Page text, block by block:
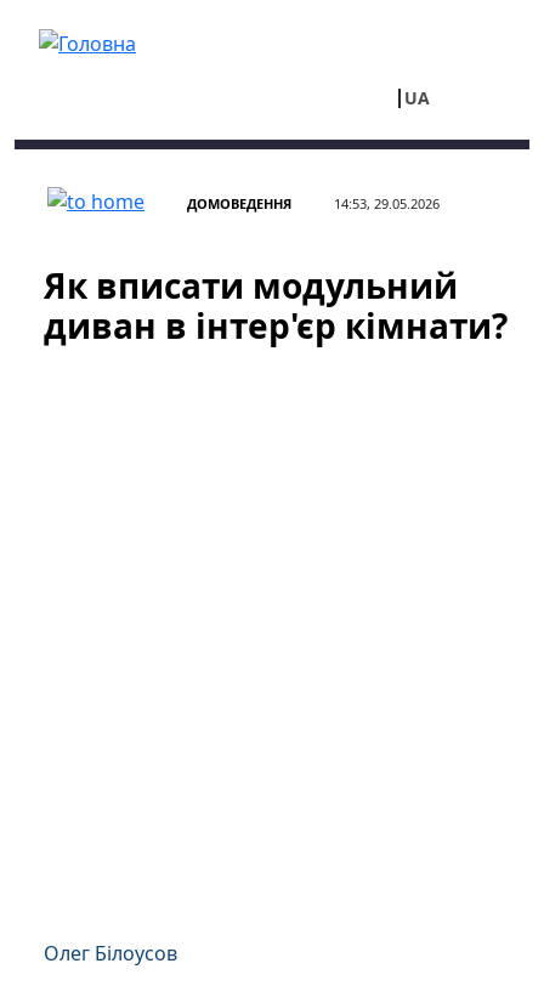
UA
ДОМОВЕДЕННЯ 14:53, 29.05.2026
Як вписати модульний
диван в інтер'єр кімнати?
Олег Білоусов